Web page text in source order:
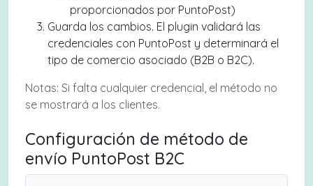
proporcionados por PuntoPost)
Guarda los cambios. El plugin validará las
credenciales con PuntoPost y determinará el
tipo de comercio asociado (B2B o B2C).
Notas: Si falta cualquier credencial, el método no
se mostrará a los clientes.
Configuración de método de
envío PuntoPost B2C